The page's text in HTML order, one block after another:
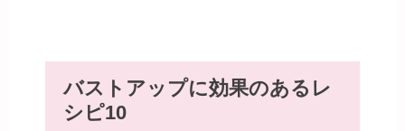
バストアップに効果のあるレ
シピ10